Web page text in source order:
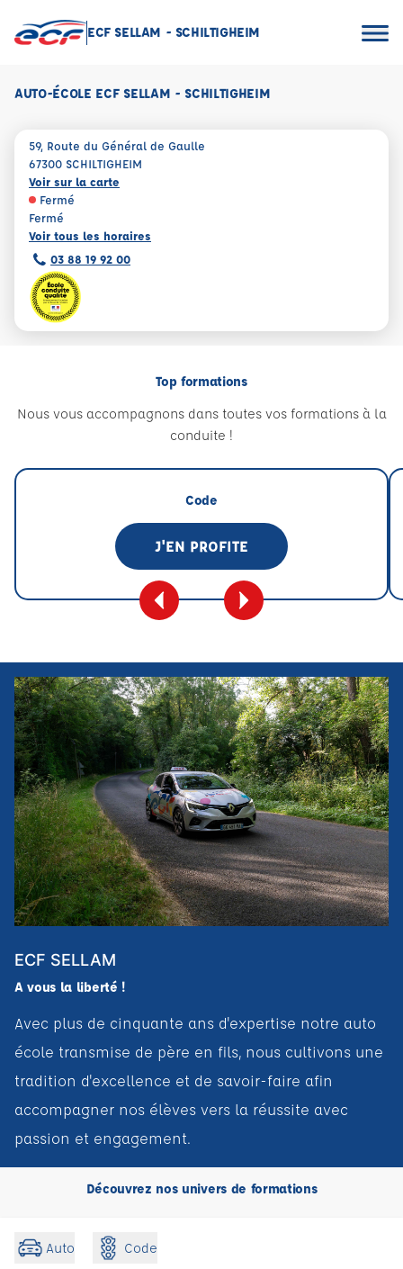
ECF SELLAM - SCHILTIGHEIM
AUTO-ÉCOLE ECF SELLAM - SCHILTIGHEIM
59, Route du Général de Gaulle
67300 SCHILTIGHEIM
Voir sur la carte
Fermé
Fermé
Voir tous les horaires
03 88 19 92 00
Top formations
Nous vous accompagnons dans toutes vos formations à la
conduite !
Code
J'EN PROFITE
ECF SELLAM
A vous la liberté !
Avec plus de cinquante ans d'expertise notre auto
école transmise de père en fils, nous cultivons une
tradition d'excellence et de savoir-faire afin
accompagner nos élèves vers la réussite avec
passion et engagement.
Découvrez nos univers de formations
Auto Code